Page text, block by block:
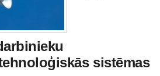
sistēmas